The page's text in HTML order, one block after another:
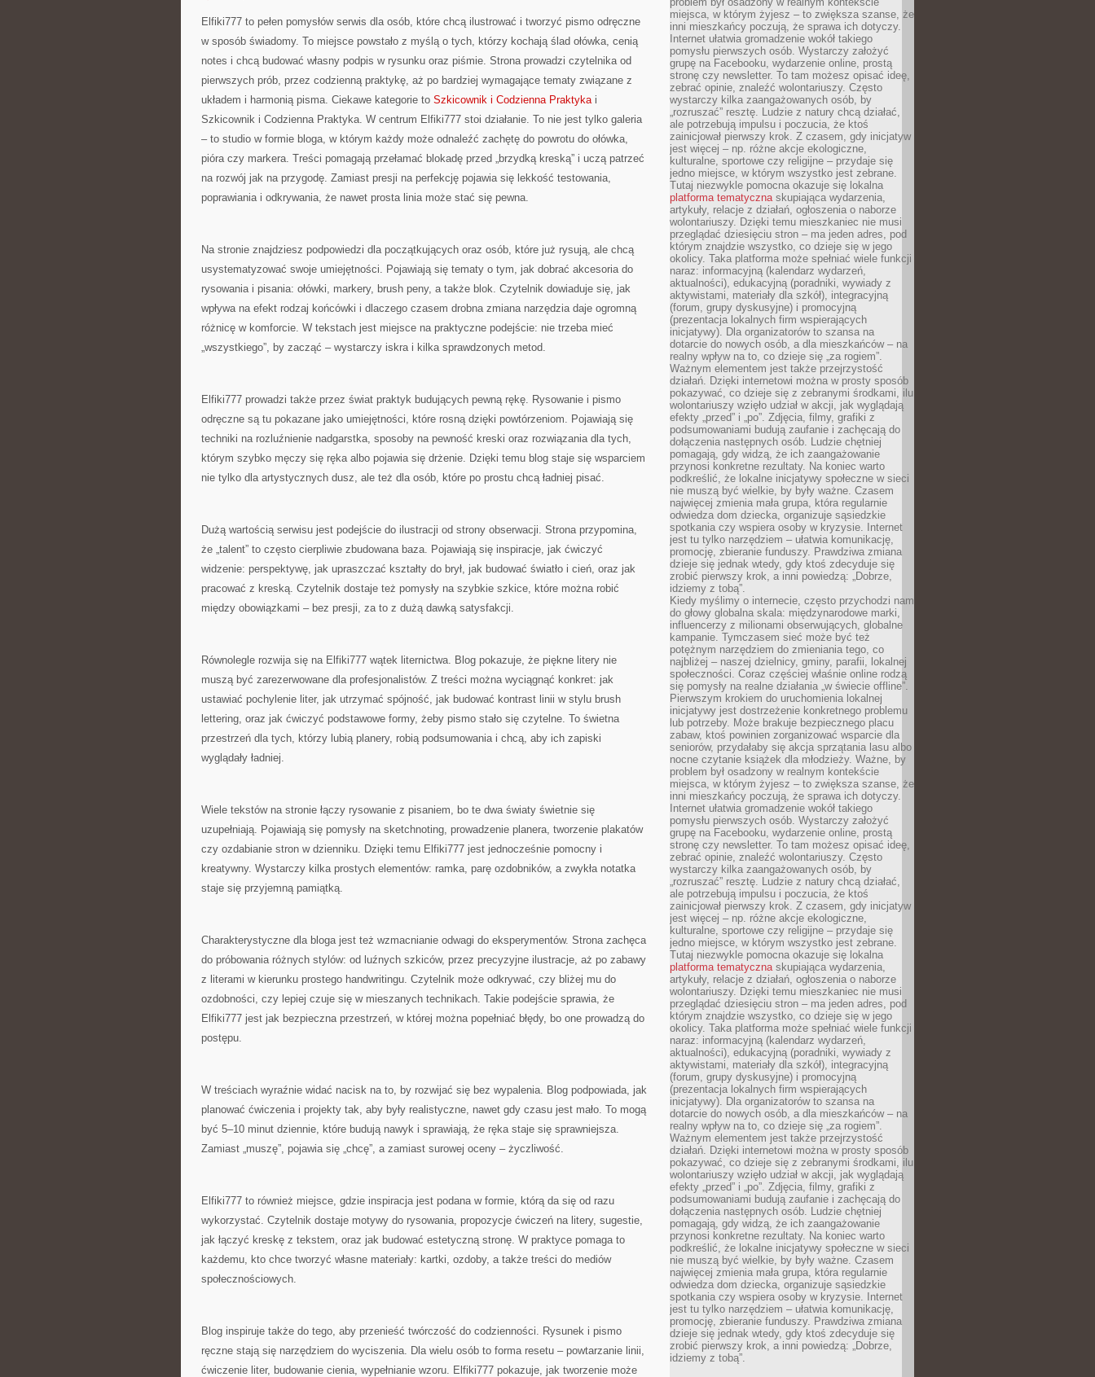
Elfiki777 to pełen pomysłów serwis dla osób, które chcą ilustrować i tworzyć pismo odręczne
w sposób świadomy. To miejsce powstało z myślą o tych, którzy kochają ślad ołówka, cenią
notes i chcą budować własny podpis w rysunku oraz piśmie. Strona prowadzi czytelnika od
pierwszych prób, przez codzienną praktykę, aż po bardziej wymagające tematy związane z
układem i harmonią pisma. Ciekawe kategorie to Szkicownik i Codzienna Praktykai
Szkicownik i Codzienna Praktyka. W centrum Elfiki777 stoi działanie. To nie jest tylko galeria
– to studio w formie bloga, w którym każdy może odnaleźć zachętę do powrotu do ołówka,
pióra czy markera. Treści pomagają przełamać blokadę przed „brzydką kreską” i uczą patrzeć
na rozwój jak na przygodę. Zamiast presji na perfekcję pojawia się lekkość testowania,
poprawiania i odkrywania, że nawet prosta linia może stać się pewna.
Na stronie znajdziesz podpowiedzi dla początkujących oraz osób, które już rysują, ale chcą
usystematyzować swoje umiejętności. Pojawiają się tematy o tym, jak dobrać akcesoria do
rysowania i pisania: ołówki, markery, brush peny, a także blok. Czytelnik dowiaduje się, jak
wpływa na efekt rodzaj końcówki i dlaczego czasem drobna zmiana narzędzia daje ogromną
różnicę w komforcie. W tekstach jest miejsce na praktyczne podejście: nie trzeba mieć
„wszystkiego”, by zacząć – wystarczy iskra i kilka sprawdzonych metod.
Elfiki777 prowadzi także przez świat praktyk budujących pewną rękę. Rysowanie i pismo
odręczne są tu pokazane jako umiejętności, które rosną dzięki powtórzeniom. Pojawiają się
techniki na rozluźnienie nadgarstka, sposoby na pewność kreski oraz rozwiązania dla tych,
którym szybko męczy się ręka albo pojawia się drżenie. Dzięki temu blog staje się wsparciem
nie tylko dla artystycznych dusz, ale też dla osób, które po prostu chcą ładniej pisać.
Dużą wartością serwisu jest podejście do ilustracji od strony obserwacji. Strona przypomina,
że „talent” to często cierpliwie zbudowana baza. Pojawiają się inspiracje, jak ćwiczyć
widzenie: perspektywę, jak upraszczać kształty do brył, jak budować światło i cień, oraz jak
pracować z kreską. Czytelnik dostaje też pomysły na szybkie szkice, które można robić
między obowiązkami – bez presji, za to z dużą dawką satysfakcji.
Równolegle rozwija się na Elfiki777 wątek liternictwa. Blog pokazuje, że piękne litery nie
muszą być zarezerwowane dla profesjonalistów. Z treści można wyciągnąć konkret: jak
ustawiać pochylenie liter, jak utrzymać spójność, jak budować kontrast linii w stylu brush
lettering, oraz jak ćwiczyć podstawowe formy, żeby pismo stało się czytelne. To świetna
przestrzeń dla tych, którzy lubią planery, robią podsumowania i chcą, aby ich zapiski
wyglądały ładniej.
Wiele tekstów na stronie łączy rysowanie z pisaniem, bo te dwa światy świetnie się
uzupełniają. Pojawiają się pomysły na sketchnoting, prowadzenie planera, tworzenie plakatów
czy ozdabianie stron w dzienniku. Dzięki temu Elfiki777 jest jednocześnie pomocny i
kreatywny. Wystarczy kilka prostych elementów: ramka, parę ozdobników, a zwykła notatka
staje się przyjemną pamiątką.
Charakterystyczne dla bloga jest też wzmacnianie odwagi do eksperymentów. Strona zachęca
do próbowania różnych stylów: od luźnych szkiców, przez precyzyjne ilustracje, aż po zabawy
z literami w kierunku prostego handwritingu. Czytelnik może odkrywać, czy bliżej mu do
ozdobności, czy lepiej czuje się w mieszanych technikach. Takie podejście sprawia, że
Elfiki777 jest jak bezpieczna przestrzeń, w której można popełniać błędy, bo one prowadzą do
postępu.
W treściach wyraźnie widać nacisk na to, by rozwijać się bez wypalenia. Blog podpowiada, jak
planować ćwiczenia i projekty tak, aby były realistyczne, nawet gdy czasu jest mało. To mogą
być 5–10 minut dziennie, które budują nawyk i sprawiają, że ręka staje się sprawniejsza.
Zamiast „muszę”, pojawia się „chcę”, a zamiast surowej oceny – życzliwość.
Elfiki777 to również miejsce, gdzie inspiracja jest podana w formie, którą da się od razu
wykorzystać. Czytelnik dostaje motywy do rysowania, propozycje ćwiczeń na litery, sugestie,
jak łączyć kreskę z tekstem, oraz jak budować estetyczną stronę. W praktyce pomaga to
każdemu, kto chce tworzyć własne materiały: kartki, ozdoby, a także treści do mediów
społecznościowych.
Blog inspiruje także do tego, aby przenieść twórczość do codzienności. Rysunek i pismo
ręczne stają się narzędziem do wyciszenia. Dla wielu osób to forma resetu – powtarzanie linii,
ćwiczenie liter, budowanie cienia, wypełnianie wzoru. Elfiki777 pokazuje, jak tworzenie może
miejsca, w którym żyjesz – to zwiększa szanse, że
inni mieszkańcy poczują, że sprawa ich dotyczy.
Internet ułatwia gromadzenie wokół takiego
pomysłu pierwszych osób. Wystarczy założyć
grupę na Facebooku, wydarzenie online, prostą
stronę czy newsletter. To tam możesz opisać ideę,
zebrać opinie, znaleźć wolontariuszy. Często
wystarczy kilka zaangażowanych osób, by
„rozruszać” resztę. Ludzie z natury chcą działać,
ale potrzebują impulsu i poczucia, że ktoś
zainicjował pierwszy krok. Z czasem, gdy inicjatyw
jest więcej – np. różne akcje ekologiczne,
kulturalne, sportowe czy religijne – przydaje się
jedno miejsce, w którym wszystko jest zebrane.
Tutaj niezwykle pomocna okazuje się lokalna
platforma tematycznaskupiająca wydarzenia,
artykuły, relacje z działań, ogłoszenia o naborze
wolontariuszy. Dzięki temu mieszkaniec nie musi
przeglądać dziesięciu stron – ma jeden adres, pod
którym znajdzie wszystko, co dzieje się w jego
okolicy. Taka platforma może spełniać wiele funkcji
naraz: informacyjną (kalendarz wydarzeń,
aktualności), edukacyjną (poradniki, wywiady z
aktywistami, materiały dla szkół), integracyjną
(forum, grupy dyskusyjne) i promocyjną
(prezentacja lokalnych firm wspierających
inicjatywy). Dla organizatorów to szansa na
dotarcie do nowych osób, a dla mieszkańców – na
realny wpływ na to, co dzieje się „za rogiem”.
Ważnym elementem jest także przejrzystość
działań. Dzięki internetowi można w prosty sposób
pokazywać, co dzieje się z zebranymi środkami, ilu
wolontariuszy wzięło udział w akcji, jak wyglądają
efekty „przed” i „po”. Zdjęcia, filmy, grafiki z
podsumowaniami budują zaufanie i zachęcają do
dołączenia następnych osób. Ludzie chętniej
pomagają, gdy widzą, że ich zaangażowanie
przynosi konkretne rezultaty. Na koniec warto
podkreślić, że lokalne inicjatywy społeczne w sieci
nie muszą być wielkie, by były ważne. Czasem
najwięcej zmienia mała grupa, która regularnie
odwiedza dom dziecka, organizuje sąsiedzkie
spotkania czy wspiera osoby w kryzysie. Internet
jest tu tylko narzędziem – ułatwia komunikację,
promocję, zbieranie funduszy. Prawdziwa zmiana
dzieje się jednak wtedy, gdy ktoś zdecyduje się
zrobić pierwszy krok, a inni powiedzą: „Dobrze,
idziemy z tobą”.
Kiedy myślimy o internecie, często przychodzi nam
do głowy globalna skala: międzynarodowe marki,
influencerzy z milionami obserwujących, globalne
kampanie. Tymczasem sieć może być też
potężnym narzędziem do zmieniania tego, co
najbliżej – naszej dzielnicy, gminy, parafii, lokalnej
społeczności. Coraz częściej właśnie online rodzą
się pomysły na realne działania „w świecie offline”.
Pierwszym krokiem do uruchomienia lokalnej
inicjatywy jest dostrzeżenie konkretnego problemu
lub potrzeby. Może brakuje bezpiecznego placu
zabaw, ktoś powinien zorganizować wsparcie dla
seniorów, przydałaby się akcja sprzątania lasu albo
nocne czytanie książek dla młodzieży. Ważne, by
problem był osadzony w realnym kontekście
miejsca, w którym żyjesz – to zwiększa szanse, że
inni mieszkańcy poczują, że sprawa ich dotyczy.
Internet ułatwia gromadzenie wokół takiego
pomysłu pierwszych osób. Wystarczy założyć
grupę na Facebooku, wydarzenie online, prostą
stronę czy newsletter. To tam możesz opisać ideę,
zebrać opinie, znaleźć wolontariuszy. Często
wystarczy kilka zaangażowanych osób, by
„rozruszać” resztę. Ludzie z natury chcą działać,
ale potrzebują impulsu i poczucia, że ktoś
zainicjował pierwszy krok. Z czasem, gdy inicjatyw
jest więcej – np. różne akcje ekologiczne,
kulturalne, sportowe czy religijne – przydaje się
jedno miejsce, w którym wszystko jest zebrane.
Tutaj niezwykle pomocna okazuje się lokalna
platforma tematycznaskupiająca wydarzenia,
artykuły, relacje z działań, ogłoszenia o naborze
wolontariuszy. Dzięki temu mieszkaniec nie musi
przeglądać dziesięciu stron – ma jeden adres, pod
którym znajdzie wszystko, co dzieje się w jego
okolicy. Taka platforma może spełniać wiele funkcji
naraz: informacyjną (kalendarz wydarzeń,
aktualności), edukacyjną (poradniki, wywiady z
aktywistami, materiały dla szkół), integracyjną
(forum, grupy dyskusyjne) i promocyjną
(prezentacja lokalnych firm wspierających
inicjatywy). Dla organizatorów to szansa na
dotarcie do nowych osób, a dla mieszkańców – na
realny wpływ na to, co dzieje się „za rogiem”.
Ważnym elementem jest także przejrzystość
działań. Dzięki internetowi można w prosty sposób
pokazywać, co dzieje się z zebranymi środkami, ilu
wolontariuszy wzięło udział w akcji, jak wyglądają
efekty „przed” i „po”. Zdjęcia, filmy, grafiki z
podsumowaniami budują zaufanie i zachęcają do
dołączenia następnych osób. Ludzie chętniej
pomagają, gdy widzą, że ich zaangażowanie
przynosi konkretne rezultaty. Na koniec warto
podkreślić, że lokalne inicjatywy społeczne w sieci
nie muszą być wielkie, by były ważne. Czasem
najwięcej zmienia mała grupa, która regularnie
odwiedza dom dziecka, organizuje sąsiedzkie
spotkania czy wspiera osoby w kryzysie. Internet
jest tu tylko narzędziem – ułatwia komunikację,
promocję, zbieranie funduszy. Prawdziwa zmiana
dzieje się jednak wtedy, gdy ktoś zdecyduje się
zrobić pierwszy krok, a inni powiedzą: „Dobrze,
idziemy z tobą”.